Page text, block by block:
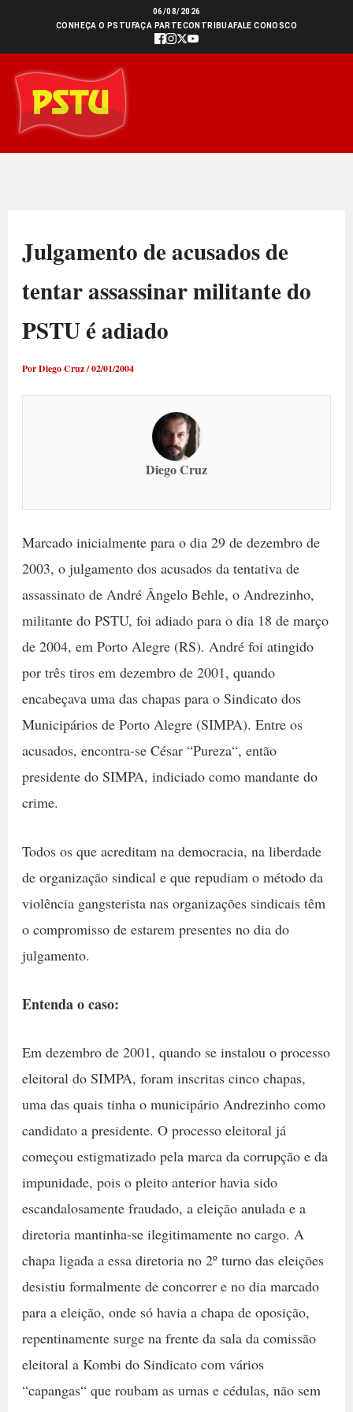
conteúdo
06/08/2026
CONHEÇA O PSTU FAÇA PARTECONTRIBUAFALE CONOSCO
Julgamento de acusados de
tentar assassinar militante do
PSTU é adiado
PorDiego Cruz/02/01/2004
Diego Cruz
Marcado inicialmente para o dia 29 de dezembro de
2003, o julgamento dos acusados da tentativa de
assassinato de André Ângelo Behle, o Andrezinho,
militante do PSTU, foi adiado para o dia 18 de março
de 2004, em Porto Alegre (RS). André foi atingido
por três tiros em dezembro de 2001, quando
encabeçava uma das chapas para o Sindicato dos
Municipários de Porto Alegre (SIMPA). Entre os
acusados, encontra-se César “Pureza“, então
presidente do SIMPA, indiciado como mandante do
crime.
Todos os que acreditam na democracia, na liberdade
de organização sindical e que repudiam o método da
violência gangsterista nas organizações sindicais têm
o compromisso de estarem presentes no dia do
julgamento.
Entenda o caso:
Em dezembro de 2001, quando se instalou o processo
eleitoral do SIMPA, foram inscritas cinco chapas,
uma das quais tinha o municipário Andrezinho como
candidato a presidente. O processo eleitoral já
começou estigmatizado pela marca da corrupção e da
impunidade, pois o pleito anterior havia sido
escandalosamente fraudado, a eleição anulada e a
diretoria mantinha-se ilegitimamente no cargo. A
chapa ligada a essa diretoria no 2º turno das eleições
desistiu formalmente de concorrer e no dia marcado
para a eleição, onde só havia a chapa de oposição,
repentinamente surge na frente da sala da comissão
eleitoral a Kombi do Sindicato com vários
“capangas“ que roubam as urnas e cédulas, não sem